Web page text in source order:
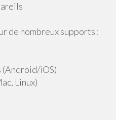
de nombreux supports :
iOS)
Linux)